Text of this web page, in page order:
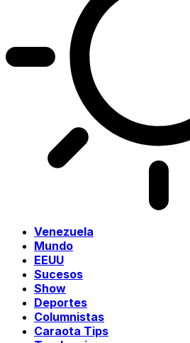
Venezuela
Mundo
EEUU
Sucesos
Show
Deportes
Columnistas
Caraota Tips